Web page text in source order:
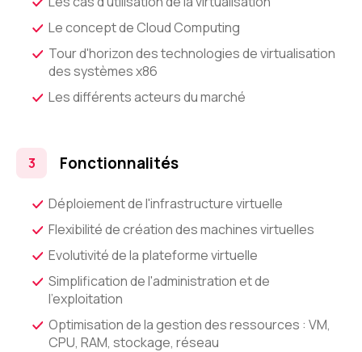
Le concept de Cloud Computing
Tour d'horizon des technologies de virtualisation
des systèmes x86
Les différents acteurs du marché
Fonctionnalités
Déploiement de l'infrastructure virtuelle
Flexibilité de création des machines virtuelles
Evolutivité de la plateforme virtuelle
Simplification de l'administration et de
l'exploitation
Optimisation de la gestion des ressources : VM,
CPU, RAM, stockage, réseau